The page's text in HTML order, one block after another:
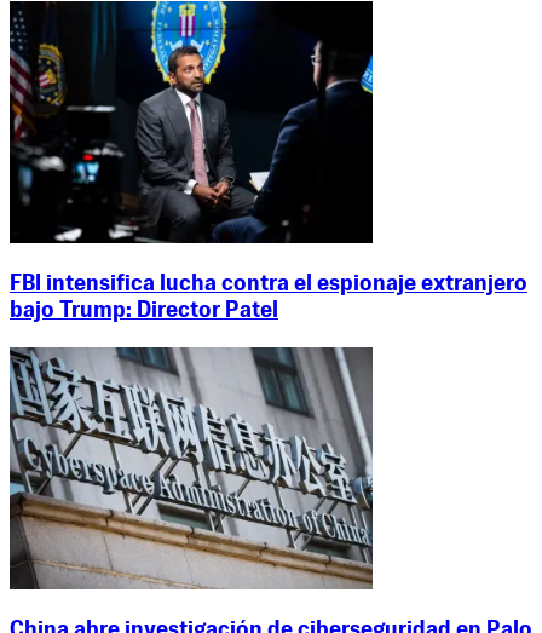
FBI intensifica lucha contra el espionaje extranjero
bajo Trump: Director Patel